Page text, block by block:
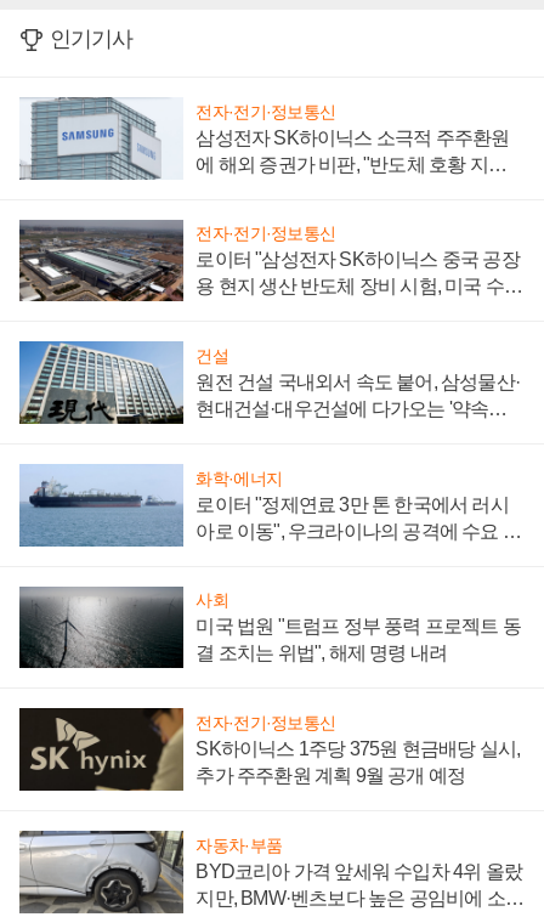
인기기사
전자·전기·정보통신
삼성전자 SK하이닉스 소극적 주주환원
에 해외 증권가 비판, "반도체 호황 지속
전자·전기·정보통신
로이터 "삼성전자 SK하이닉스 중국 공장
용 현지 생산 반도체 장비 시험, 미국 수출
건설
원전 건설 국내외서 속도 붙어, 삼성물산·
현대건설·대우건설에 다가오는 '약속의
화학·에너지
로이터 "정제연료 3만 톤 한국에서 러시
아로 이동", 우크라이나의 공격에 수요 늘
사회
미국 법원 "트럼프 정부 풍력 프로젝트 동
결 조치는 위법", 해제 명령 내려
전자·전기·정보통신
SK하이닉스 1주당 375원 현금배당 실시,
추가 주주환원 계획 9월 공개 예정
자동차·부품
BYD코리아 가격 앞세워 수입차 4위 올랐
지만, BMW·벤츠보다 높은 공임비에 소비